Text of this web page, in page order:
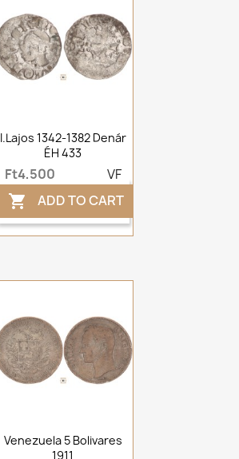
I.Lajos 1342-1382 Denár
ÉH 433
Ft4,500 VF
 ADD TO CART
Venezuela 5 Bolivares
1911